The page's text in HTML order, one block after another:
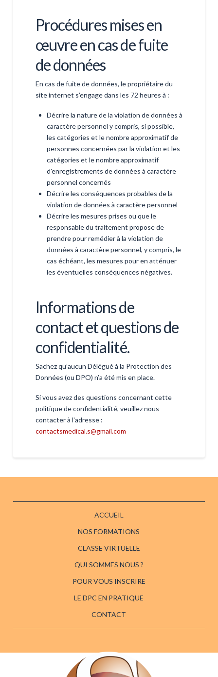
Procédures mises en
œuvre en cas de fuite
de données
En cas de fuite de données, le propriétaire du
site internet s’engage dans les 72 heures à :
Décrire la nature de la violation de données à
caractère personnel y compris, si possible,
les catégories et le nombre approximatif de
personnes concernées par la violation et les
catégories et le nombre approximatif
d'enregistrements de données à caractère
personnel concernés
Décrire les conséquences probables de la
violation de données à caractère personnel
Décrire les mesures prises ou que le
responsable du traitement propose de
prendre pour remédier à la violation de
données à caractère personnel, y compris, le
cas échéant, les mesures pour en atténuer
les éventuelles conséquences négatives.
Informations de
contact et questions de
confidentialité.
Sachez qu’aucun Délégué à la Protection des
Données (ou DPO) n’a été mis en place.
Si vous avez des questions concernant cette
politique de confidentialité, veuillez nous
contacter à l'adresse :
contactsmedical.s@gmail.com
ACCUEIL
NOS FORMATIONS
CLASSE VIRTUELLE
QUI SOMMES NOUS ?
POUR VOUS INSCRIRE
LE DPC EN PRATIQUE
CONTACT